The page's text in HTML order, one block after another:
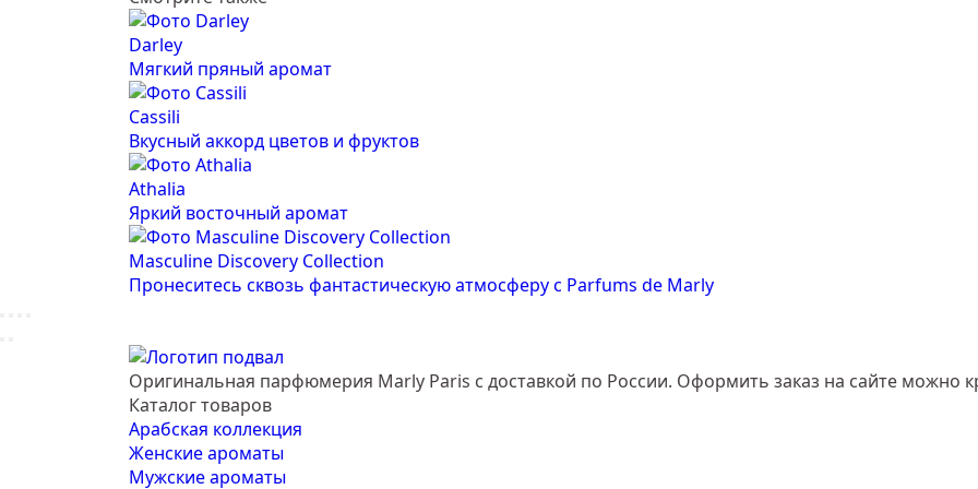
Darley
Мягкий пряный аромат
Cassili
Вкусный аккорд цветов и фруктов
Athalia
Яркий восточный аромат
Masculine Discovery Collection
Пронеситесь сквозь фантастическую атмосферу с Parfums de Marly
Оригинальная парфюмерия Marly Paris с доставкой по России. Оформить заказ на сайте можно
Каталог товаров
Арабская коллекция
Женские ароматы
Мужские ароматы